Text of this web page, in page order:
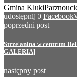
Gmina KlukiParzno
udostępnij 0 Facebook
poprzedni post
Strzelanina w centrum
GALERIA]
następny post